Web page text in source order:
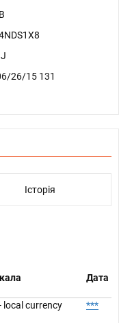
26/15 131
Історія
Дата
local currency ***